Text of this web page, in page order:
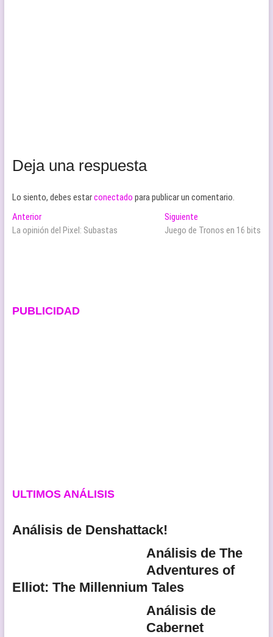
Deja una respuesta
Lo siento, debes estarconectado para publicar un comentario.
Navegación
de
AnteriorEntrada
anterior:
La opinión del Pixel: Subastas
Siguiente
siguiente:
Juego de Tronos en 16 bits
PUBLICIDAD
ULTIMOS ANÁLISIS
Análisis de Denshattack!
Análisis de The
Adventures of
Elliot: The Millennium Tales
Análisis de
Cabernet